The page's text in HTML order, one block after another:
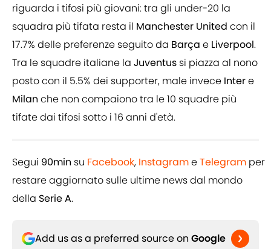
riguarda i tifosi più giovani: tra gli under-20 la
squadra più tifata resta il Manchester United con il
17.7% delle preferenze seguito da Barça e Liverpool.
Tra le squadre italiane la Juventus si piazza al nono
posto con il 5.5% dei supporter, male invece Intere
Milan che non compaiono tra le 10 squadre più
tifate dai tifosi sotto i 16 anni d'età.
Segui 90min su Facebook, InstagrameTelegram per
restare aggiornato sulle ultime news dal mondo
della Serie A.
Add us as a preferred source on Google